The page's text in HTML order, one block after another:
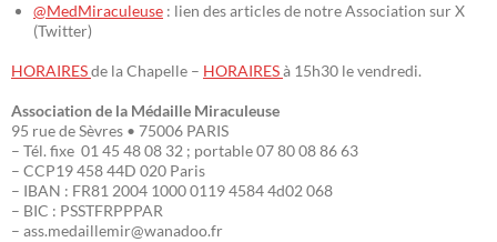
@MedMiraculeuse : lien des articles de notre Association sur X
(Twitter)
HORAIRESde la Chapelle – HORAIRESà 15h30 le vendredi.
Association de la Médaille Miraculeuse
95 rue de Sèvres • 75006 PARIS
– Tél. fixe 01 45 48 08 32 ; portable 07 80 08 86 63
– CCP19 458 44D 020 Paris
– IBAN : FR81 2004 1000 0119 4584 4d02 068
– BIC : PSSTFRPPPAR
– ass.medaillemir@wanadoo.fr